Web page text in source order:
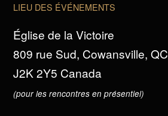
LIEU DES ÉVÉNEMENTS
Église de la Victoire
809 rue Sud, Cowansville, QC
J2K 2Y5 Canada
(pour les rencontres en présentiel)